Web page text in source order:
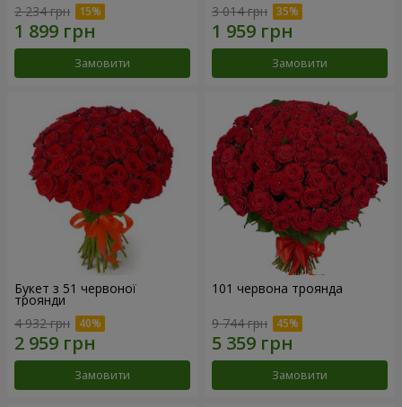
2 234 грн
Замовити
3 014 грн
Замовити
Букет з 51 червоної
троянди
4 932 грн
Замовити
101 червона троянда
9 744 грн
Замовити